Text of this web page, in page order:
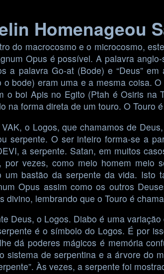
Homenageou
do macrocosmo e o microcosmo,
Opus é possível. A palavra
a palavra Go-at (Bode) e “Deus”
o bode) eram uma e a mesma coisa.
o boi Apis no Egito (Ptah é Osiris na
na forma direta de um touro. O
o Logos, que chamamos de
serpente. O ser inteiro forma-se a
a serpente. Satan, em muitos
por vezes, como meio homem
um bastão da serpente da vida.
Opus assim como os outros
divino, lembrando que o Touro é
Deus, o Logos. Diabo é uma
é o símbolo do Logos. É por
dá poderes mágicos é memória
sistema de serpentina e a árvore do
Às vezes, a serpente foi